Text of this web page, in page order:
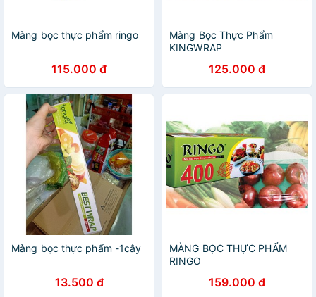
Màng bọc thực phẩm ringo
115.000 đ
Màng Bọc Thực Phẩm
KINGWRAP
125.000 đ
Màng bọc thực phẩm -1cây
13.500 đ
MÀNG BỌC THỰC PHẨM
RINGO
159.000 đ